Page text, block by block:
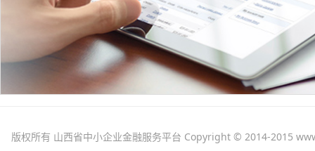
版权所有 山西省中小企业金融服务平台 Copyright © 2014-2015